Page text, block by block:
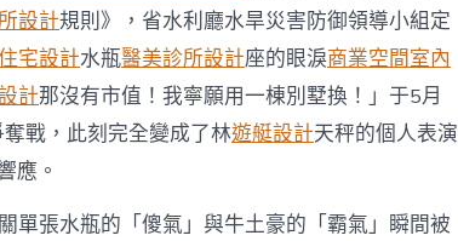
計
動〉
中
設計規則》，省水利廳水旱災害防御領導小組定
宅設計水瓶醫美診所設計座的眼淚商業空間室內
計那沒有市值！我寧願用一棟別墅換！」于5月
戰，此刻完全變成了林遊艇設計天秤的個人表演
應。
單張水瓶的「傻氣」與牛土豪的「霸氣」瞬間被